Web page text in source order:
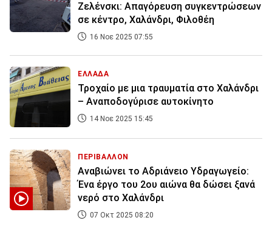
Ζελένσκι: Απαγόρευση συγκεντρώσεων
σε κέντρο, Χαλάνδρι, Φιλοθέη
16 Νοε 2025 07:55
ΕΛΛΑΔΑ
Τροχαίο με μια τραυματία στο Χαλάνδρι
– Αναποδογύρισε αυτοκίνητο
14 Νοε 2025 15:45
ΠΕΡΙΒΑΛΛΟΝ
Αναβιώνει το Αδριάνειο Υδραγωγείο:
Ένα έργο του 2ου αιώνα θα δώσει ξανά
νερό στο Χαλάνδρι
07 Οκτ 2025 08:20